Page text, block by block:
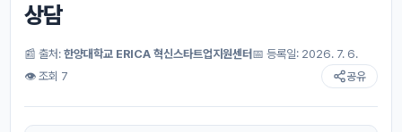
상담
📰 출처: 한양대학교 ERICA 혁신스타트업지원센터 📅 등록일: 2026. 7. 6.
👁 조회 7
공유